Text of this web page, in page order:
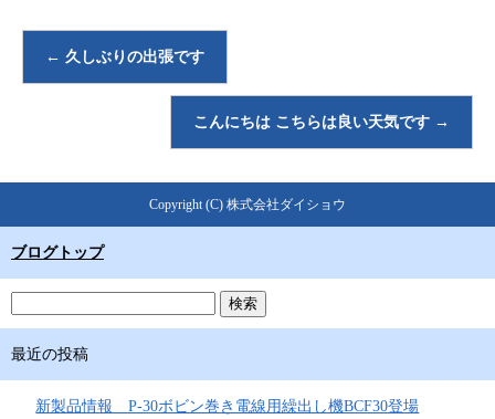
← 久しぶりの出張です
こんにちは こちらは良い天気です →
Copyright (C) 株式会社ダイショウ
ブログトップ
最近の投稿
新製品情報 P-30ボビン巻き電線用繰出し機BCF30登場